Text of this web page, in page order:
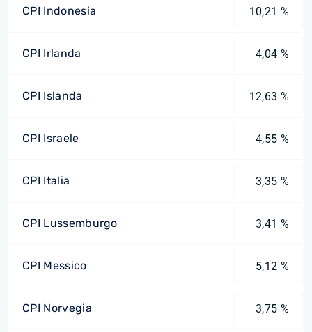
CPI Indonesia 10,21 %
CPI Irlanda 4,04 %
CPI Islanda 12,63 %
CPI Israele 4,55 %
CPI Italia 3,35 %
CPI Lussemburgo 3,41 %
CPI Messico 5,12 %
CPI Norvegia 3,75 %